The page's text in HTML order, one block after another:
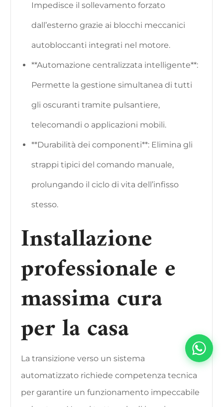
Impedisce il sollevamento forzato
dall’esterno grazie ai blocchi meccanici
autobloccanti integrati nel motore.
**Automazione centralizzata intelligente**:
Permette la gestione simultanea di tutti
gli oscuranti tramite pulsantiere,
telecomandi o applicazioni mobili.
**Durabilità dei componenti**: Elimina gli
strappi tipici del comando manuale,
prolungando il ciclo di vita dell’infisso
stesso.
Installazione
professionale e
massima cura
per la casa
La transizione verso un sistema
automatizzato richiede competenza tecnica
per garantire un funzionamento impeccabile